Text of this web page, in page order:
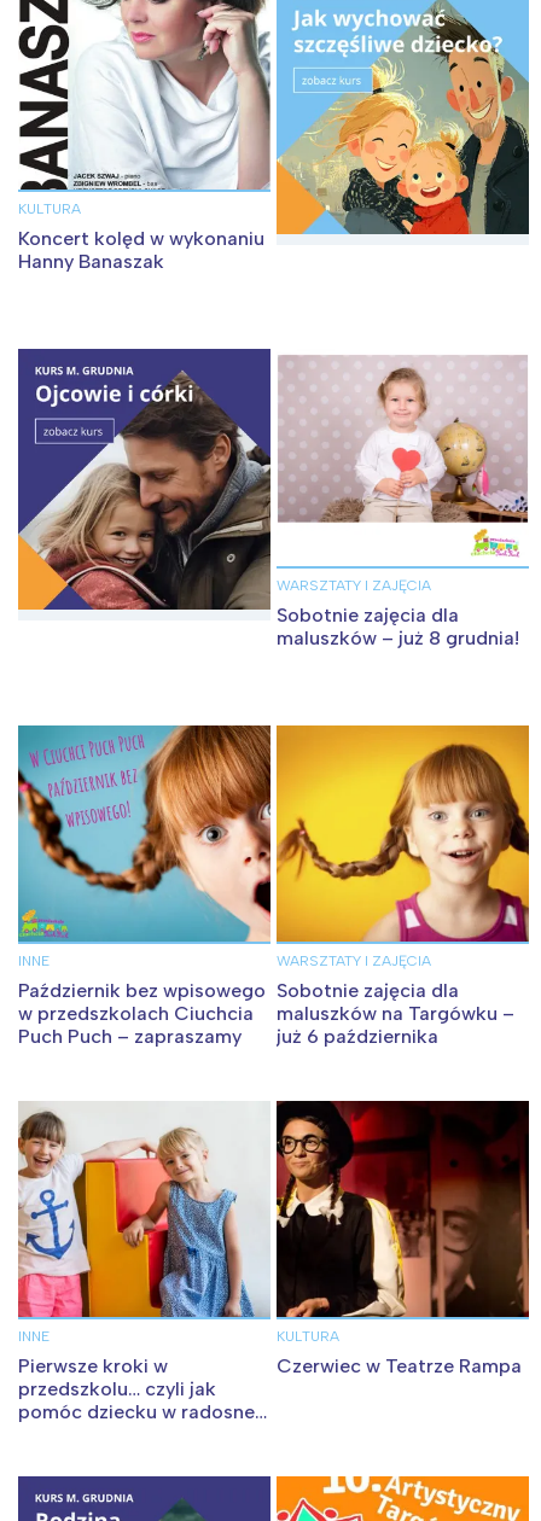
KULTURA
Koncert kolęd w wykonaniu
Hanny Banaszak
WARSZTATY I ZAJĘCIA
Sobotnie zajęcia dla
maluszków – już 8 grudnia!
INNE
Październik bez wpisowego
w przedszkolach Ciuchcia
Puch Puch – zapraszamy
WARSZTATY I ZAJĘCIA
Sobotnie zajęcia dla
maluszków na Targówku –
już 6 października
INNE
Pierwsze kroki w
przedszkolu… czyli jak
pomóc dziecku w radosnej
KULTURA
Czerwiec w Teatrze Rampa
tego regionu:
Warszawa
Łódź
Trójmiasto
Wrocław
Śląsk
Kraków
Południe
Północ
Wszystkie